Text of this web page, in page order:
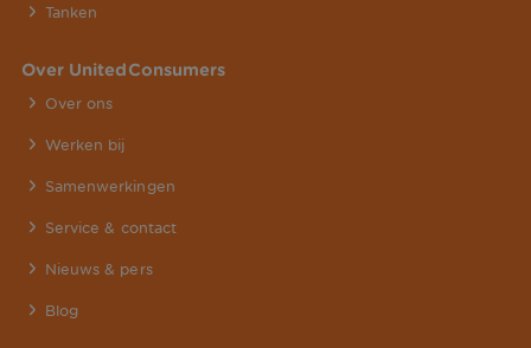
Tanken
Over UnitedConsumers
Over ons
Werken bij
Samenwerkingen
Service & contact
Nieuws & pers
Blog